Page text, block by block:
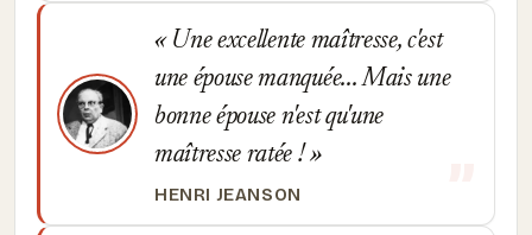
Une excellente maîtresse, c'est
une épouse manquée... Mais une
bonne épouse n'est qu'une
maîtresse ratée !
HENRI JEANSON